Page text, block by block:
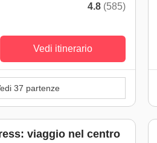
4.8 (585)
Vedi itinerario
37 partenze
viaggio nel centro